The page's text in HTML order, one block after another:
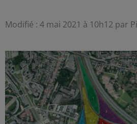
Modifié : 4 mai 2021 à 10h12 par